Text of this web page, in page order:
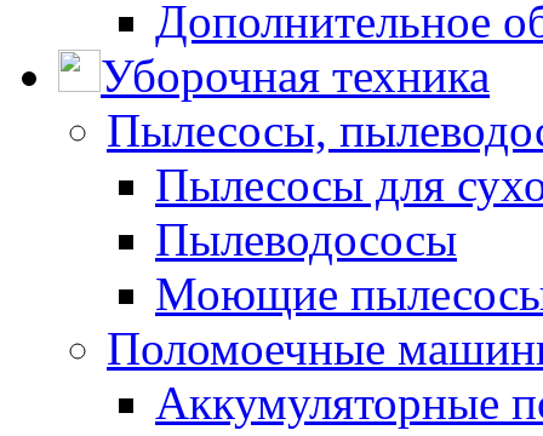
Дополнительное
Уборочная техника
Пылесосы,
Пылесосы для
Пылеводососы
Моющие пылесосы
Поломоечные
Аккумуляторные